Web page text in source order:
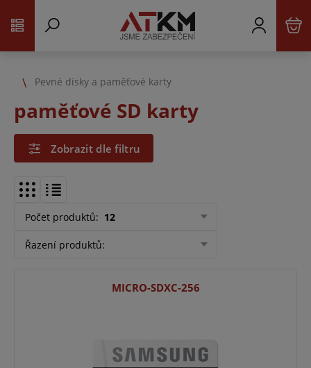
Pevné disky a paměťové karty
paměťové SD karty
Zobrazit dle filtru
Počet produktů: 12
Řazení produktů:
MICRO-SDXC-256